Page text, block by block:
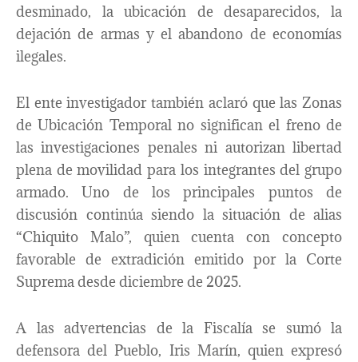
desminado, la ubicación de desaparecidos, la
dejación de armas y el abandono de economías
ilegales.
El ente investigador también aclaró que las Zonas
de Ubicación Temporal no significan el freno de
las investigaciones penales ni autorizan libertad
plena de movilidad para los integrantes del grupo
armado. Uno de los principales puntos de
discusión continúa siendo la situación de alias
“Chiquito Malo”, quien cuenta con concepto
favorable de extradición emitido por la Corte
Suprema desde diciembre de 2025.
A las advertencias de la Fiscalía se sumó la
defensora del Pueblo, Iris Marín, quien expresó